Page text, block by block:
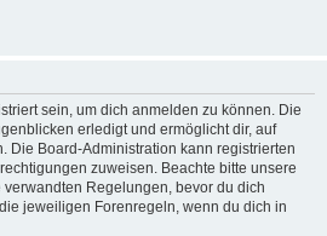
sein, um dich anmelden zu können. Die
erledigt und ermöglicht dir, auf
Die Board-Administration kann registrierten
zuweisen. Beachte bitte unsere
Regelungen, bevor du dich
jeweiligen Forenregeln, wenn du dich in